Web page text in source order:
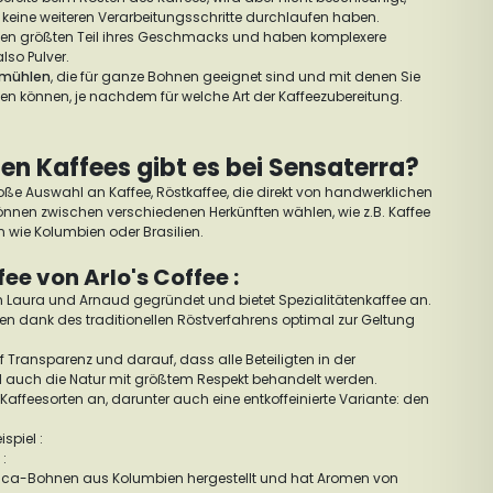
weiteren Verarbeitungsschritte durchlaufen haben.
größten Teil ihres Geschmacks und haben komplexere
Pulver.
, die für ganze Bohnen geeignet sind und mit denen Sie
können, je nachdem für welche Art der Kaffeezubereitung.
Kaffees gibt es bei Sensaterra?
Auswahl an Kaffee, Röstkaffee, die direkt von handwerklichen
zwischen verschiedenen Herkünften wählen, wie z.B. Kaffee
Kolumbien oder Brasilien.
von Arlo's Coffee :
Laura und Arnaud gegründet und bietet Spezialitätenkaffee an.
dank des traditionellen Röstverfahrens optimal zur Geltung
Transparenz und darauf, dass alle Beteiligten in der
auch die Natur mit größtem Respekt behandelt werden.
an, darunter auch eine entkoffeinierte Variante: den
:
Bohnen aus Kolumbien hergestellt und hat Aromen von